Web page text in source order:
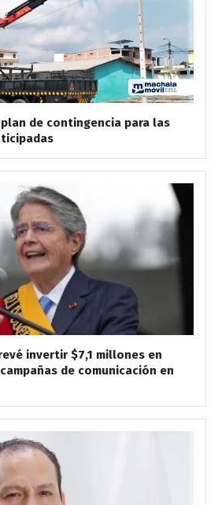
plan de contingencia para las
invertir $7,1 millones en
de comunicación en